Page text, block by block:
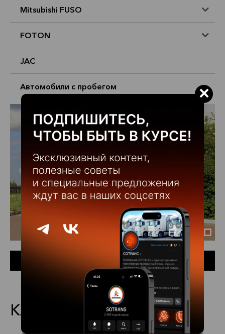
Mitsubishi FUSO
FOTON
JAC
Автомобили с пробегом
Заказать автомобиль
КАМАЗ 65209-002-87(S5)
×